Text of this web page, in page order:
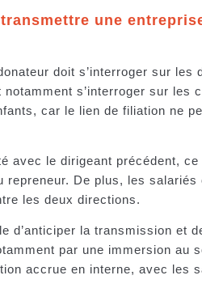
une
doit s’interroger sur les
s’interroger sur les
car le lien de filiation ne
avec le dirigeant précédent, ce
De plus, les salariés
les deux directions.
d’anticiper la transmission et
par une immersion au
accrue en interne, avec les